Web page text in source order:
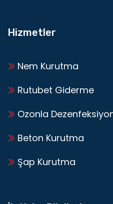
Hizmetler
Nem Kurutma
Rutubet Giderme
Ozonla
Beton Kurutma
Şap Kurutma